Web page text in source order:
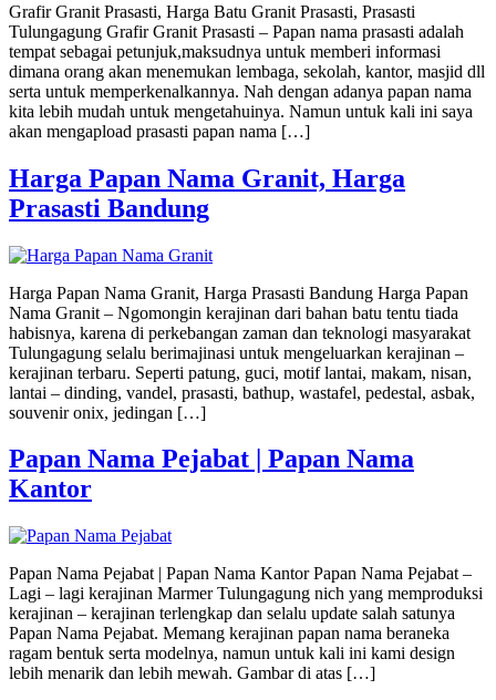
Grafir Granit Prasasti, Harga Batu Granit Prasasti, Prasasti
Tulungagung Grafir Granit Prasasti – Papan nama prasasti adalah
tempat sebagai petunjuk,maksudnya untuk memberi informasi
dimana orang akan menemukan lembaga, sekolah, kantor, masjid dll
serta untuk memperkenalkannya. Nah dengan adanya papan nama
kita lebih mudah untuk mengetahuinya. Namun untuk kali ini saya
akan mengapload prasasti papan nama […]
Harga Papan Nama Granit, Harga
Prasasti Bandung
Harga Papan Nama Granit, Harga Prasasti Bandung Harga Papan
Nama Granit – Ngomongin kerajinan dari bahan batu tentu tiada
habisnya, karena di perkebangan zaman dan teknologi masyarakat
Tulungagung selalu berimajinasi untuk mengeluarkan kerajinan –
kerajinan terbaru. Seperti patung, guci, motif lantai, makam, nisan,
lantai – dinding, vandel, prasasti, bathup, wastafel, pedestal, asbak,
souvenir onix, jedingan […]
Papan Nama Pejabat | Papan Nama
Kantor
Papan Nama Pejabat | Papan Nama Kantor Papan Nama Pejabat –
Lagi – lagi kerajinan Marmer Tulungagung nich yang memproduksi
kerajinan – kerajinan terlengkap dan selalu update salah satunya
Papan Nama Pejabat. Memang kerajinan papan nama beraneka
ragam bentuk serta modelnya, namun untuk kali ini kami design
lebih menarik dan lebih mewah. Gambar di atas […]